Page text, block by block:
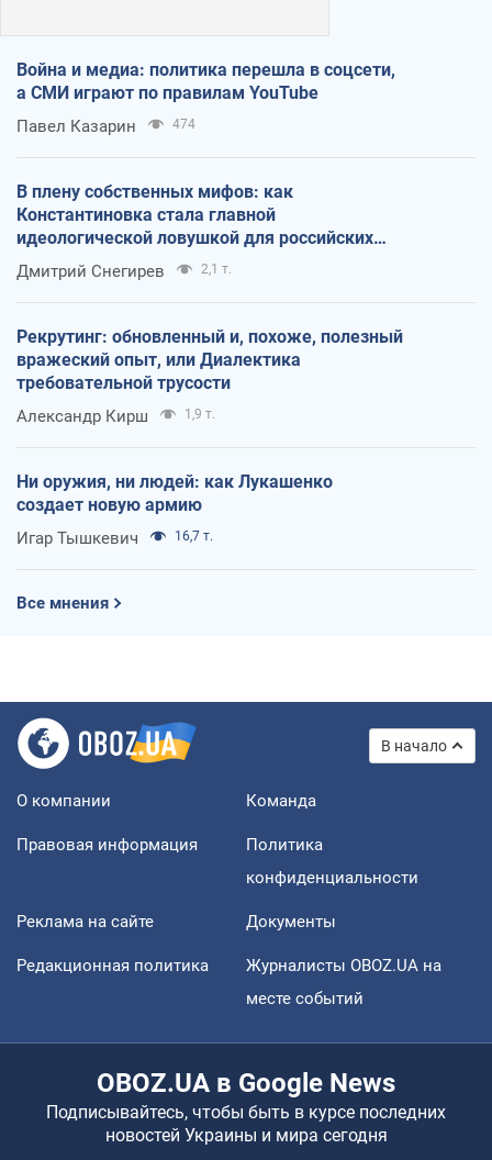
Война и медиа: политика перешла в соцсети,
а СМИ играют по правилам YouTube
Павел Казарин 474
В плену собственных мифов: как
Константиновка стала главной
идеологической ловушкой для российских
оккупантов
Дмитрий Снегирев 2,1 т.
Рекрутинг: обновленный и, похоже, полезный
вражеский опыт, или Диалектика
требовательной трусости
Александр Кирш 1,9 т.
Ни оружия, ни людей: как Лукашенко
создает новую армию
Игар Тышкевич 16,7 т.
Все мнения
В начало
О компании Команда
Правовая информация
Политика
конфиденциальности
Реклама на сайте Документы
Редакционная политика
Журналисты OBOZ.UA на
месте событий
OBOZ.UA в Google News
Подписывайтесь, чтобы быть в курсе последних
новостей Украины и мира сегодня